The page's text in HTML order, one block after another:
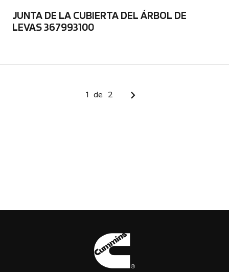
JUNTA DE LA CUBIERTA DEL ÁRBOL DE
LEVAS 367993100
1 de 2